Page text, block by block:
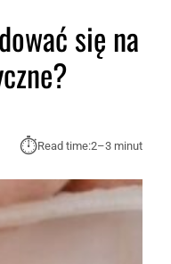
się na
⏱︎Read time:2–3 minut